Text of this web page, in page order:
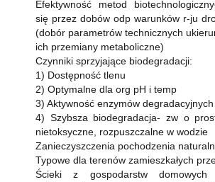
Efektywność metod
się przez dobów odp warunków r-ju
(dobór parametrów technicznych
ich przemiany metaboliczne)
Czynniki sprzyjające biodegradacji:
1) Dostępność tlenu
2) Optymalne dla org pH i temp
3) Aktywność enzymów degradacyjnych
4) Szybsza biodegradacja- zw o
nietoksyczne, rozpuszczalne w wodzie
Zanieczyszczenia pochodzenia
Typowe dla terenów zamieszkałych
Ścieki z gospodarstw